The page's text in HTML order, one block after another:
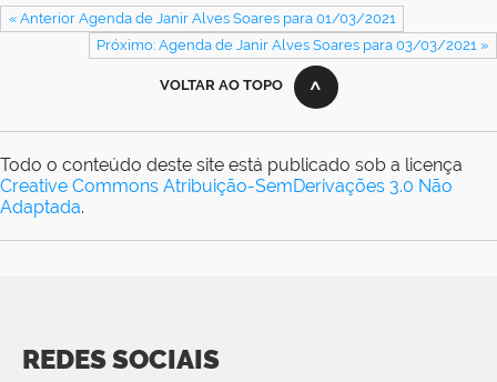
« Anterior Agenda de Janir Alves Soares para 01/03/2021
Próximo: Agenda de Janir Alves Soares para 03/03/2021 »
VOLTAR AO TOPO
Todo o conteúdo deste site está publicado sob a licença
Creative Commons Atribuição-SemDerivações 3.0 Não
Adaptada.
REDES SOCIAIS